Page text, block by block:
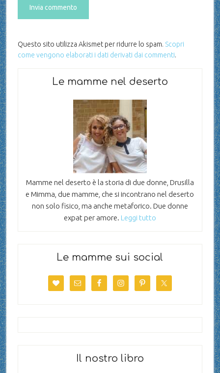
Questo sito utilizza Akismet per ridurre lo spam. Scopri
come vengono elaborati i dati derivati dai commenti.
Le mamme nel deserto
Mamme nel deserto è la storia di due donne, Drusilla
e Mimma, due mamme, che si incontrano nel deserto
non solo fisico, ma anche metaforico. Due donne
expat per amore. Leggi tutto
Le mamme sui social
Il nostro libro